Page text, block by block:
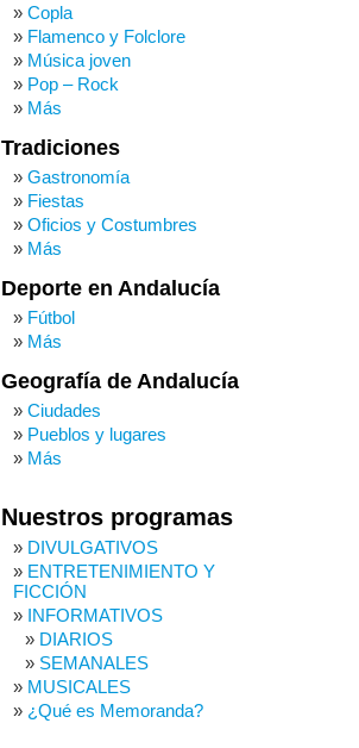
Copla
Flamenco y Folclore
Música joven
Pop – Rock
Más
Tradiciones
Gastronomía
Fiestas
Oficios y Costumbres
Más
Deporte en Andalucía
Fútbol
Más
Geografía de Andalucía
Ciudades
Pueblos y lugares
Más
Nuestros programas
DIVULGATIVOS
ENTRETENIMIENTO Y
FICCIÓN
INFORMATIVOS
DIARIOS
SEMANALES
MUSICALES
¿Qué es Memoranda?